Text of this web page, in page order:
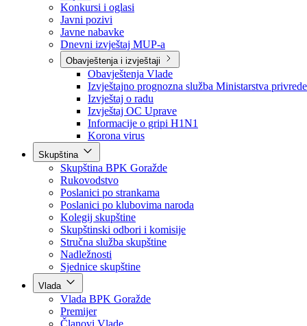
Sve vijesti
Izdvojeno
Najave
Konkursi i oglasi
Javni pozivi
Javne nabavke
Dnevni izvještaj MUP-a
Obavještenja i izvještaji
Obavještenja Vlade
Izvještajno prognozna služba Ministarstva privrede
Izvještaj o radu
Izvještaj OC Uprave
Informacije o gripi H1N1
Korona virus
Skupština
Skupština BPK Goražde
Rukovodstvo
Poslanici po strankama
Poslanici po klubovima naroda
Kolegij skupštine
Skupštinski odbori i komisije
Stručna služba skupštine
Nadležnosti
Sjednice skupštine
Vlada